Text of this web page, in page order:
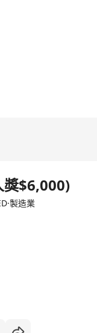
區的協作。
發揮植物的神奇力量
獎$6,000)
製造業